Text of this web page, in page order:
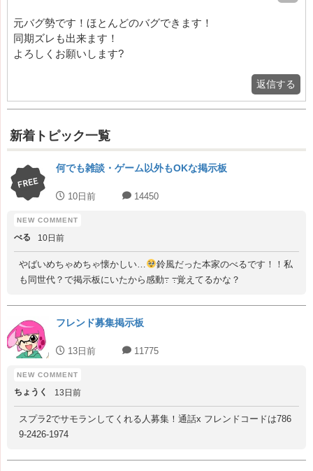
元バグ勢です！ほとんどのバグできます！
同期ズレも出来ます！
よろしくお願いします?
返信する
新着トピック一覧
何でも雑談・ゲーム以外もOKな掲示板
10日前 14450
べる 10日前
やばいめちゃめちゃ懐かしい…
鈴風だった本家のべるです！！私
も同世代？で掲示板にいたから感動߹ ߹覚えてるかな？
フレンド募集掲示板
13日前 11775
ちょうく 13日前
スプラ2でサモランしてくれる人募集！通話x フレンドコードは786
9-2426-1974